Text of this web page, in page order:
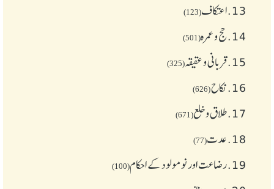
13. اعتکاف(123)
14. حج و عمرہ(501)
15. قربانی و عقیقہ(325)
16. نکاح(626)
17. طلاق و خلع(671)
18. عدت(77)
19. رضاعت اور نومولود کے احکام(100)